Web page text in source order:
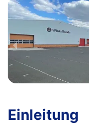
Einleitung